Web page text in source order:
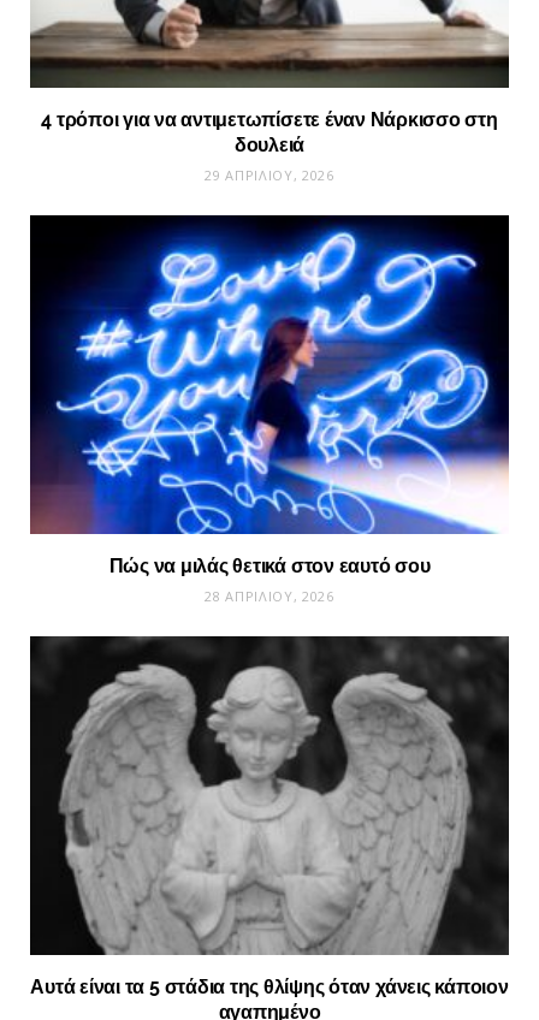
4 τρόποι για να αντιμετωπίσετε έναν Νάρκισσο στη
δουλειά
29 ΑΠΡΙΛΊΟΥ, 2026
Πώς να μιλάς θετικά στον εαυτό σου
28 ΑΠΡΙΛΊΟΥ, 2026
Αυτά είναι τα 5 στάδια της θλίψης όταν χάνεις κάποιον
αγαπημένο